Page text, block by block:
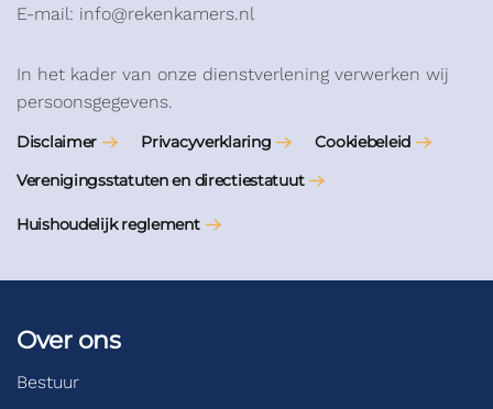
E-mail: info@rekenkamers.nl
In het kader van onze dienstverlening verwerken wij
persoonsgegevens.
Disclaimer Privacyverklaring
Cookiebeleid
Verenigingsstatuten en directiestatuut
Huishoudelijk reglement
Over ons
Bestuur